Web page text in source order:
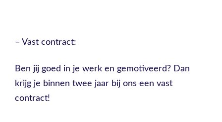
– Vast contract:
Ben jij goed in je werk en gemotiveerd? Dan
krijg je binnen twee jaar bij ons een vast
contract!